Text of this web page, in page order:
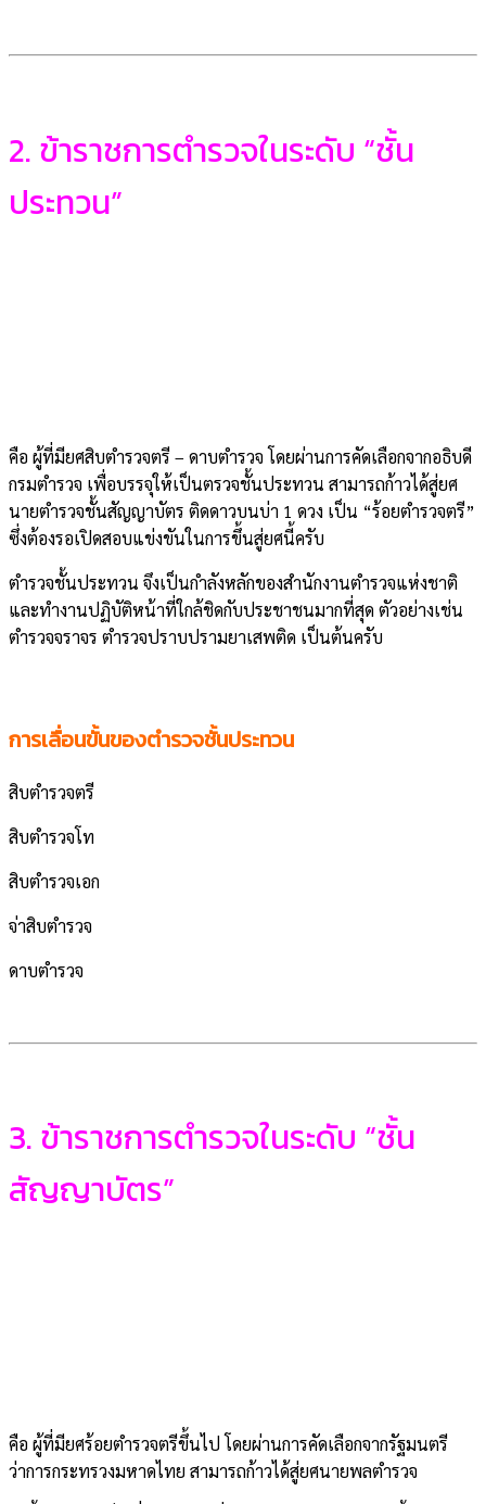
2. ข้าราชการตำรวจในระดับ “ชั้น
ประทวน”
คือ ผู้ที่มียศสิบตำรวจตรี – ดาบตำรวจ โดยผ่านการคัดเลือกจากอธิบดี
กรมตำรวจ เพื่อบรรจุให้เป็นตรวจชั้นประทวน สามารถก้าวได้สู่ยศ
นายตำรวจชั้นสัญญาบัตร ติดดาวบนบ่า 1 ดวง เป็น “ร้อยตำรวจตรี”
ซึ่งต้องรอเปิดสอบแข่งขันในการขึ้นสู่ยศนี้ครับ
ตำรวจชั้นประทวน จึงเป็นกำลังหลักของสำนักงานตำรวจแห่งชาติ
และทำงานปฏิบัติหน้าที่ใกล้ชิดกับประชาชนมากที่สุด ตัวอย่างเช่น
ตำรวจจราจร ตำรวจปราบปรามยาเสพติด เป็นต้นครับ
การเลื่อนขั้นของตำรวจชั้นประทวน
สิบตำรวจตรี
สิบตำรวจโท
สิบตำรวจเอก
จ่าสิบตำรวจ
ดาบตำรวจ
3. ข้าราชการตำรวจในระดับ “ชั้น
สัญญาบัตร”
คือ ผู้ที่มียศร้อยตำรวจตรีขึ้นไป โดยผ่านการคัดเลือกจากรัฐมนตรี
ว่าการกระทรวงมหาดไทย สามารถก้าวได้สู่ยศนายพลตำรวจ